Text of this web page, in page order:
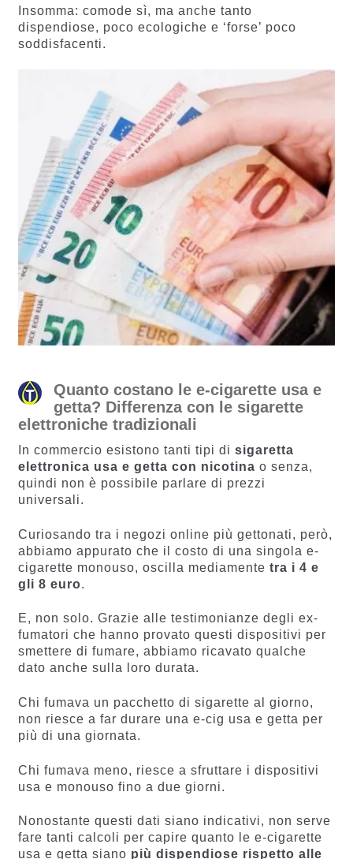
Insomma: comode sì, ma anche tanto
dispendiose, poco ecologiche e ‘forse’ poco
soddisfacenti.
Quanto costano le e-cigarette usa e
getta? Differenza con le sigarette
elettroniche tradizionali
In commercio esistono tanti tipi di sigaretta
elettronica usa e getta con nicotina o senza,
quindi non è possibile parlare di prezzi
universali.
Curiosando tra i negozi online più gettonati, però,
abbiamo appurato che il costo di una singola e-
cigarette monouso, oscilla mediamente tra i 4 e
gli 8 euro.
E, non solo. Grazie alle testimonianze degli ex-
fumatori che hanno provato questi dispositivi per
smettere di fumare, abbiamo ricavato qualche
dato anche sulla loro durata.
Chi fumava un pacchetto di sigarette al giorno,
non riesce a far durare una e-cig usa e getta per
più di una giornata.
Chi fumava meno, riesce a sfruttare i dispositivi
usa e monouso fino a due giorni.
Nonostante questi dati siano indicativi, non serve
fare tanti calcoli per capire quanto le e-cigarette
usa e getta siano più dispendiose rispetto alle